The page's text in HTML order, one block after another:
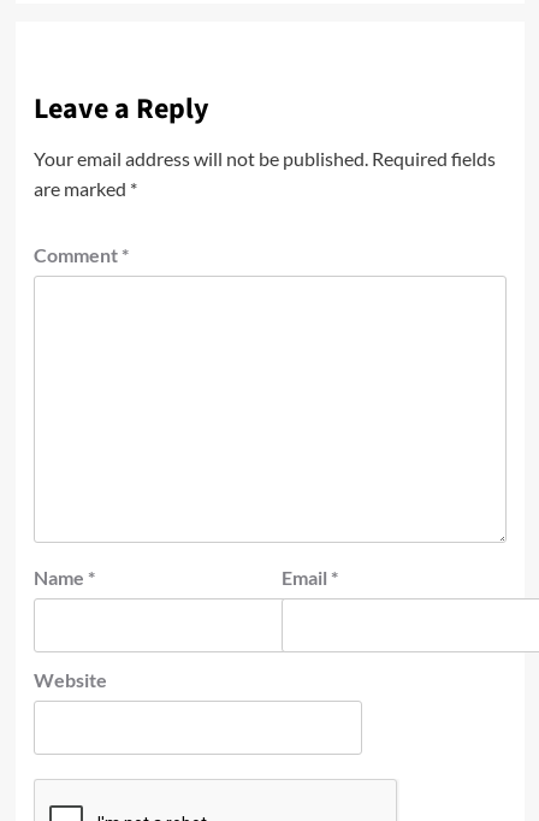
Leave a Reply
Your email address will not be published. Required fields
are marked *
Comment *
Name * Email *
Website